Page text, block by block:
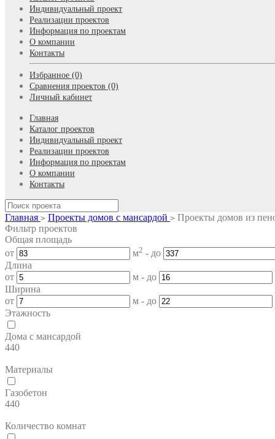
Индивидуальный проект
Реализации проектов
Информация по проектам
О компании
Контакты
Избранное (0)
Сравнения проектов (0)
Личный кабинет
Главная
Каталог проектов
Индивидуальный проект
Реализации проектов
Информация по проектам
О компании
Контакты
Главная > Проекты домов с мансардой > Проекты домов из
Фильтр проектов
Общая площадь
от
м2 - до
Длина
от
м - до
Ширина
от
м - до
Этажность
Дома с мансардой
440
Материалы
Газобетон
440
Количество комнат